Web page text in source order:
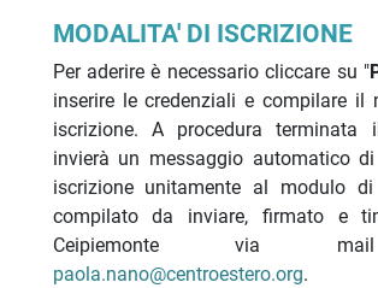
MODALITA' DI ISCRIZIONE
Per aderire è necessario cliccare su "
inserire le credenziali e compilare il
iscrizione. A procedura terminata
invierà un messaggio automatico
iscrizione unitamente al modulo di
compilato da inviare, firmato e
Ceipiemonte via
paola.nano@centroestero.org.